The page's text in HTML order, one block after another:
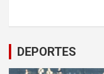
DEPORTES